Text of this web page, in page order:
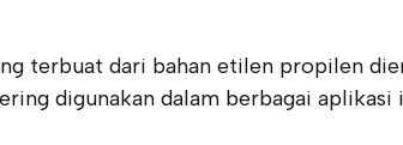
terbuat dari bahan etilen propilen
digunakan dalam berbagai